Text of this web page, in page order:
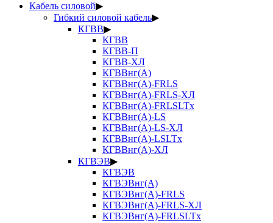
Кабель силовой▶
Гибкий силовой кабель▶
КГВВ▶
КГВВ
КГВВ-П
КГВВ-ХЛ
КГВВнг(А)
КГВВнг(А)-FRLS
КГВВнг(А)-FRLS-ХЛ
КГВВнг(А)-FRLSLTx
КГВВнг(А)-LS
КГВВнг(А)-LS-ХЛ
КГВВнг(А)-LSLTx
КГВВнг(А)-ХЛ
КГВЭВ▶
КГВЭВ
КГВЭВнг(А)
КГВЭВнг(А)-FRLS
КГВЭВнг(А)-FRLS-ХЛ
КГВЭВнг(А)-FRLSLTx